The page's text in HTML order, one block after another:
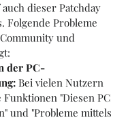
dieser Patchday
Folgende Probleme
und
der PC-
Bei vielen Nutzern
"Diesen PC
und "Probleme mittels